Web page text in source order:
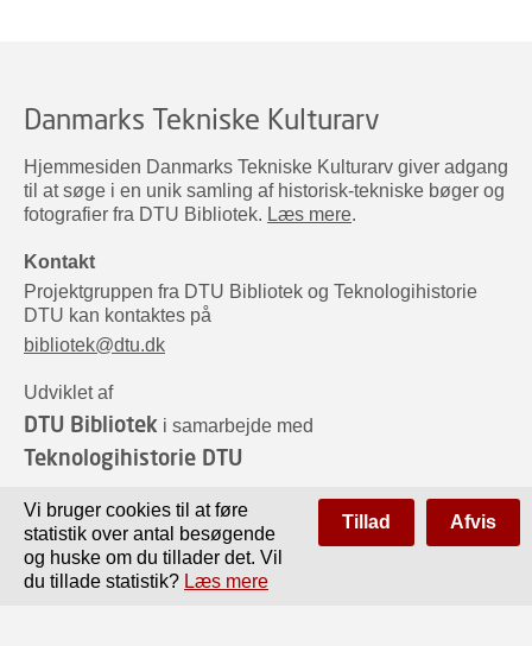
Danmarks Tekniske Kulturarv
Hjemmesiden Danmarks Tekniske Kulturarv giver adgang
til at søge i en unik samling af historisk-tekniske bøger og
fotografier fra DTU Bibliotek. Læs mere.
Kontakt
Projektgruppen fra DTU Bibliotek og Teknologihistorie
DTU kan kontaktes på
bibliotek@dtu.dk
Udviklet af
DTU Bibliotek i samarbejde med
Teknologihistorie DTU
Sponsorer
Vi bruger cookies til at føre
statistik over antal besøgende
og huske om du tillader det. Vil
du tillade statistik? Læs mere
Tillad Afvis